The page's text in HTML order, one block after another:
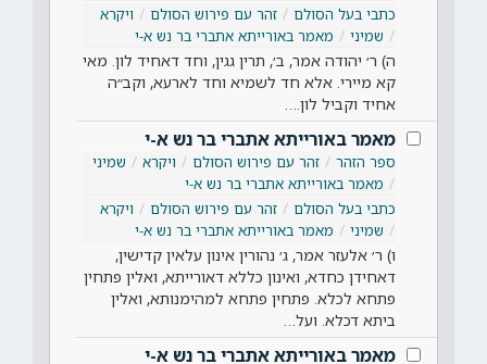
כתבי בעל הסולם
זהר עם פירוש הסולם
ויקרא
שמיני
מאמר באורייתא אתברי בר נש א-י
ה) ר׳ יהודה אמר, ב׳, תרין גגין, וחד דאחיד לון. מאי
קא מיירי. אלא חד לשמיא וחד לארעא, וקב״ה
אחיד וקביל לון.…
מאמר באורייתא אתברי בר נש א-י
ספר הזהר זהר עם פירוש הסולם ויקרא
שמיני
מאמר באורייתא אתברי בר נש א-י
כתבי בעל הסולם
זהר עם פירוש הסולם
ויקרא
שמיני
מאמר באורייתא אתברי בר נש א-י
ו) ר׳ אלעזר אמר, ג׳ נהורין אינון עלאין קדישין,
דאחידן כחדא, ואינון כללא דאורייתא, ואלין פתחין
פתחא לכלא. פתחין פתחא למהימנותא, ואלין
ביתא דכלא. ועל…
מאמר באורייתא אתברי בר נש א-י